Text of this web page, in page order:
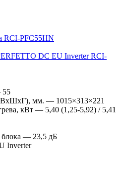
DC EU Inverter RCI-
55
(ВхШхГ), мм. — 1015×313×221
кВт — 5,40 (1,25-5,92) / 5,41
— 23,5 дБ
Inverter